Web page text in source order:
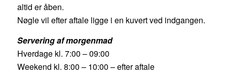
altid er åben.
Nøgle vil efter aftale ligge i en kuvert ved indgangen.
Servering af morgenmad
Hverdage kl. 7:00 – 09:00
Weekend kl. 8:00 – 10:00 – efter aftale